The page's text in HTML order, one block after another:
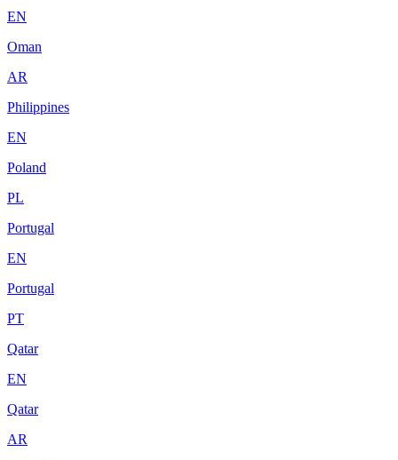
EN
Oman
AR
Philippines
EN
Poland
PL
Portugal
EN
Portugal
PT
Qatar
EN
Qatar
AR